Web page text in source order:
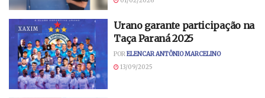
XAXIM
Urano garante participação na
Taça Paraná 2025
POR ELENCAR ANTÔNIO MARCELINO
13/09/2025